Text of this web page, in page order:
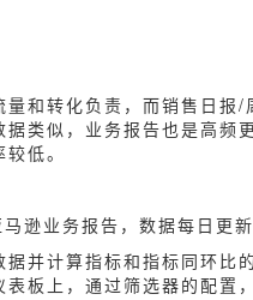
和转化负责，而销售日
类似，业务报告也是高
低。
逊业务报告，数据每日更
并计算指标和指标同环
板上，通过筛选器的配置